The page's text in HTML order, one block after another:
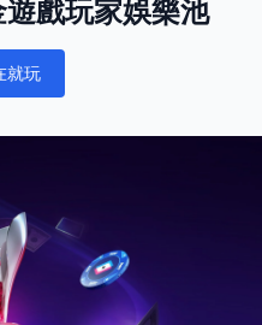
戲玩家娛樂池
就玩